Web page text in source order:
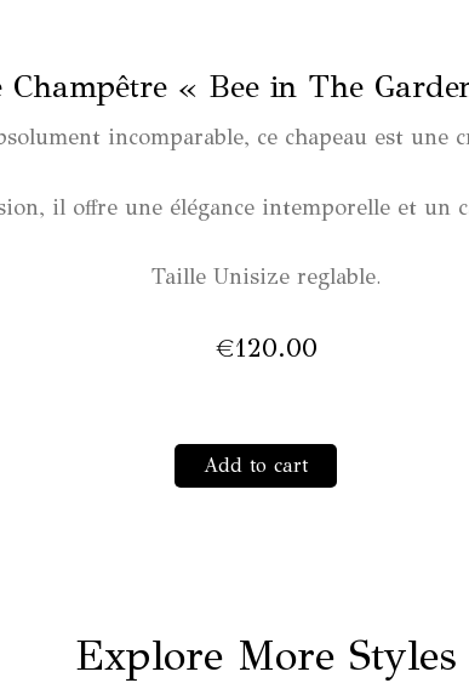
Champêtre « Bee in The
incomparable, ce chapeau est une
il offre une élégance intemporelle et
Taille Unisize reglable.
€120.00
in
Garden
n°3
Add to cart
Explore More Styles